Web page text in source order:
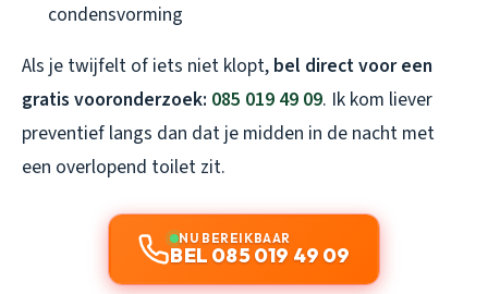
condensvorming
Als je twijfelt of iets niet klopt, bel direct voor een
gratis vooronderzoek: 085 019 49 09. Ik kom liever
preventief langs dan dat je midden in de nacht met
een overlopend toilet zit.
NU BEREIKBAAR
BEL 085 019 49 09